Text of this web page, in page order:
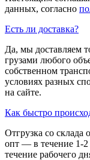
данных, согласно
Есть ли доставка?
Да, мы доставляем
грузами любого
собственном
условиях разных
на сайте.
Как быстро
Отгрузка со склада
опт — в течение 1-
течение рабочего